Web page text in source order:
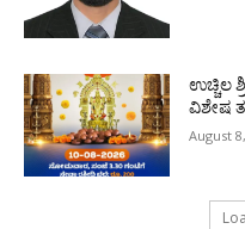
ಉಚ್ಚಿಲ
ವಿಶೇಷ
August